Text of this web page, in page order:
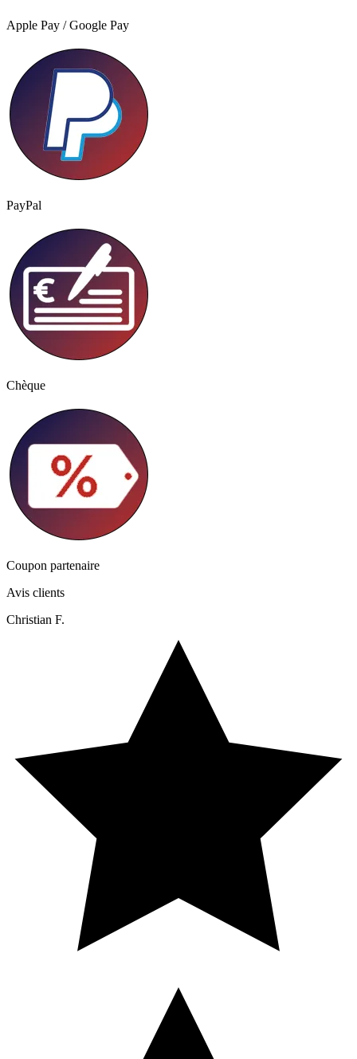
Apple Pay / Google Pay
PayPal
Chèque
Coupon partenaire
Avis clients
Christian F.